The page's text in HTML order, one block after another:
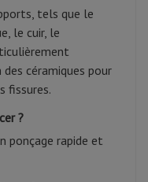
tels que le
le cuir, le
céramiques pour
fissures.
?
ponçage rapide et